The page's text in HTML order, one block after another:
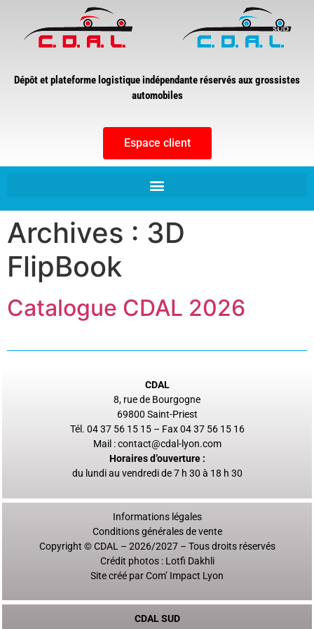
Dépôt et plateforme logistique indépendante réservés aux grossistes
automobiles
Espace client
Archives : 3D
FlipBook
Catalogue CDAL 2026
CDAL
8, rue de Bourgogne
69800 Saint-Priest
Tél. 04 37 56 15 15 – Fax 04 37 56 15 16
Mail :contact@cdal-lyon.com
Horaires d’ouverture :
du lundi au vendredi de 7 h 30 à 18 h 30
Informations légales
Conditions générales de vente
Copyright © CDAL – 2026/2027 – Tous droits réservés
Crédit photos : Lotfi Dakhli
Site créé parCom’ Impact Lyon
CDAL SUD